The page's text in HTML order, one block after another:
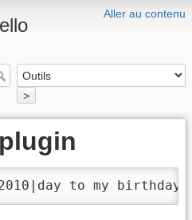
Aller au contenu
>
2010|day to my birthday>